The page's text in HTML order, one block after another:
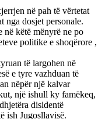
në pah të vërtetat
nga dosjet personale.
këtë mënyrë ne po
politike e shoqërore ,
të largohen në
e tyre vazhduan të
nëpër një kalvar
një ishull ky famëkeq,
disidentë
ish Jugosllavisë.